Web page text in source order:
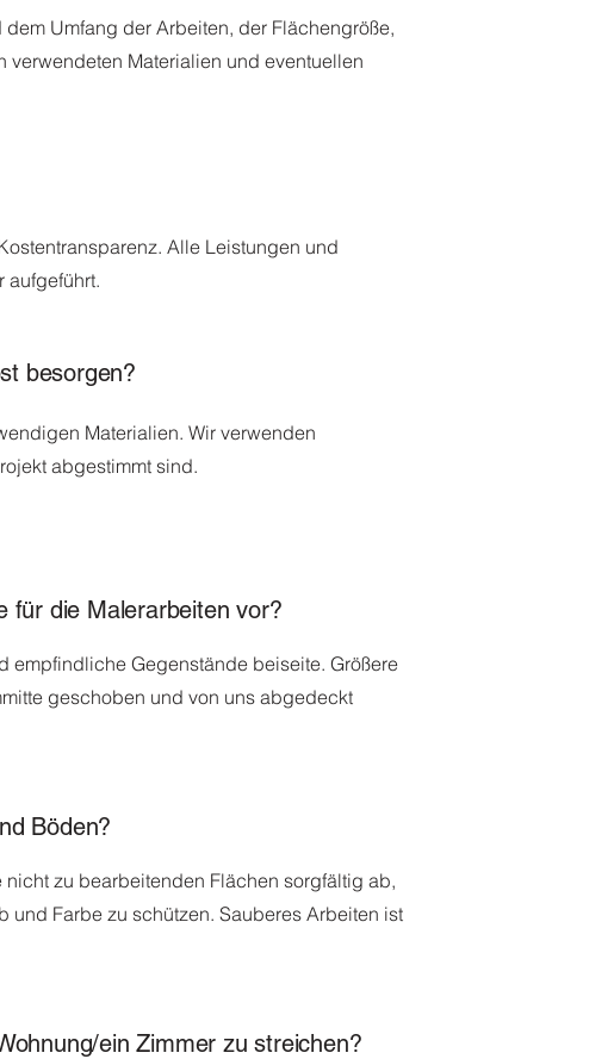
Umfang der Arbeiten, der Flächengröße,
verwendeten Materialien und eventuellen
Alle Leistungen und
aufgeführt.
besorgen?
Materialien. Wir verwenden
abgestimmt sind.
für die Malerarbeiten vor?
empfindliche Gegenstände beiseite. Größere
geschoben und von uns abgedeckt
Böden?
zu bearbeitenden Flächen sorgfältig ab,
und Farbe zu schützen. Sauberes Arbeiten ist
ein Zimmer zu streichen?